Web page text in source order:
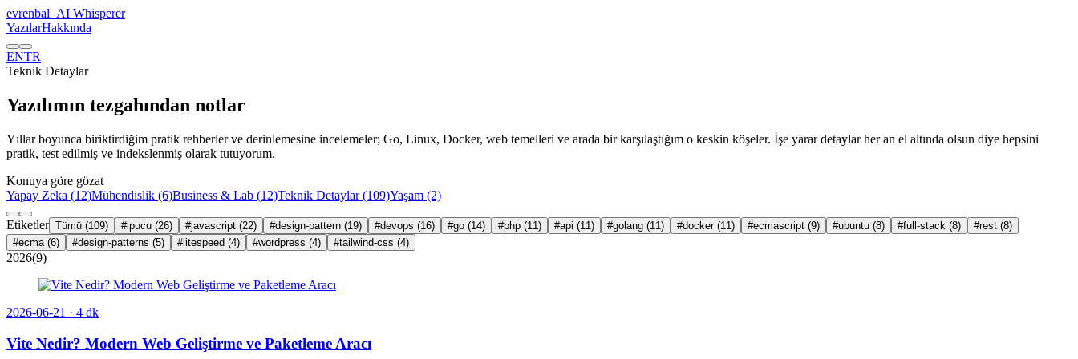
evrenbal AI Whisperer
YazılarHakkında
ENTR
Teknik Detaylar
Yazılımın tezgahından notlar
Yıllar boyunca biriktirdiğim pratik rehberler ve derinlemesine incelemeler; Go, Linux, Docker, web temelleri ve arada bir karşılaştığım o keskin köşeler. İşe yarar detaylar her an el altında olsun diye hepsini
pratik, test edilmiş ve indekslenmiş olarak tutuyorum.
Konuya göre gözat
Yapay Zeka (12)Mühendislik (6)Business & Lab (12)Teknik Detaylar(109)Yaşam (2)
Etiketler Tümü (109) #ipucu (26) #javascript (22) #design-pattern (19) #devops (16) #go (14) #php (11) #api (11) #golang (11) #docker (11) #ecmascript (9) #ubuntu (8) #full-stack (8) #rest (8)
#ecma (6) #design-patterns (5) #litespeed (4) #wordpress (4) #tailwind-css (4)
2026(9)
2026-06-21 · 4 dk
Vite Nedir? Modern Web Geliştirme ve Paketleme Aracı